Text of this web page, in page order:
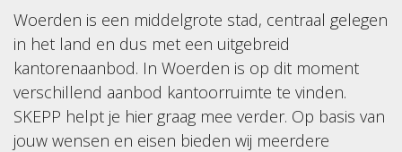
Woerden is een middelgrote stad, centraal gelegen
in het land en dus met een uitgebreid
kantorenaanbod. In Woerden is op dit moment
verschillend aanbod kantoorruimte te vinden.
SKEPP helpt je hier graag mee verder. Op basis van
jouw wensen en eisen bieden wij meerdere